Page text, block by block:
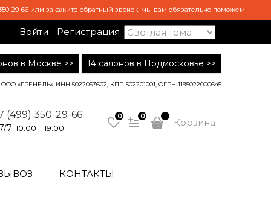
29-66 или закажите обратный звонок, мы вам обязательно поможем!
Войти Регистрация
в Москве >> 14 салонов в Подмосковье >>
ООО «ГРЕНЕЛЬ» ИНН 5022057602, КПП 502201001, ОГРН 1195022000645
(499) 350-29-66
7 10:00 – 19:00
0 0
Корзина
КОНТАКТЫ